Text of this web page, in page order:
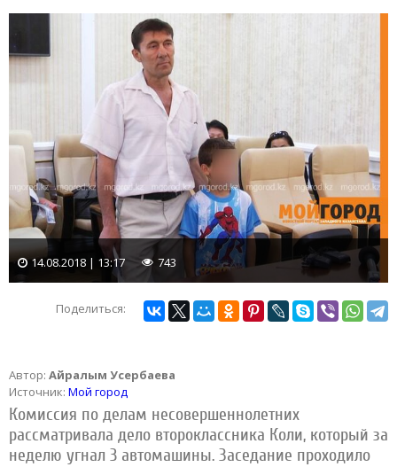
14.08.2018 | 13:17 743
Поделиться:
Автор: Айралым Усербаева
Источник: Мой город
Комиссия по делам несовершеннолетних
рассматривала дело второклассника Коли, который за
неделю угнал 3 автомашины. Заседание проходило